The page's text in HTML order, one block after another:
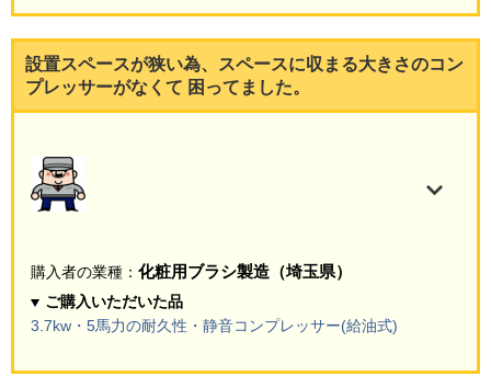
設置スペースが狭い為、スペースに収まる大きさのコン
プレッサーがなくて 困ってました。
購入者の業種： 化粧用ブラシ製造（埼玉県）
ご購入いただいた品
3.7kw・5馬力の耐久性・静音コンプレッサー(給油式)